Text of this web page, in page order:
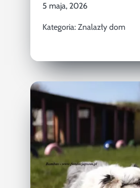
5 maja, 2026
Kategoria: Znalazły dom